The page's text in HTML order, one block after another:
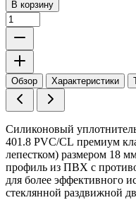
В корзину
Обзор Характеристики
Силиконовый
401.8 PVC/CL премиум
лепестком) размером 18
профиль из ПВХ с
для более эффективного
стеклянной раздвижной